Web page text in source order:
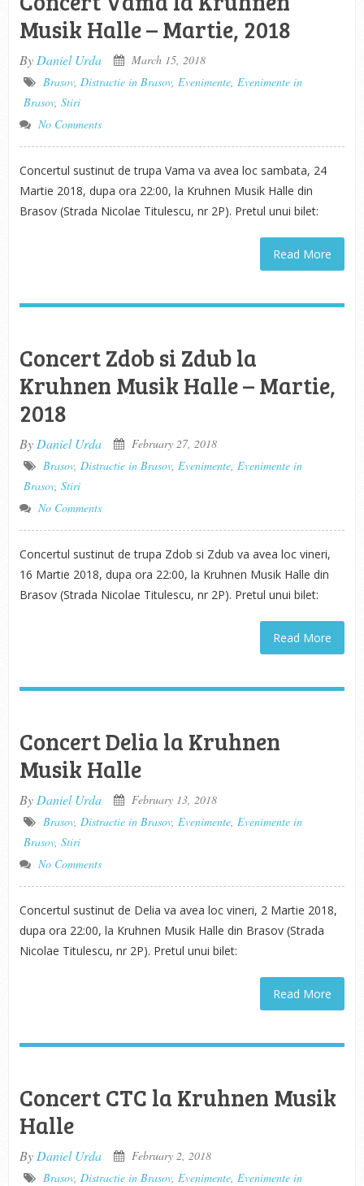
Musik Halle – Martie, 2018
By Daniel Urda
March 15, 2018
Brasov, Distractie in Brasov, Evenimente, Evenimente in
Brasov, Stiri
No Comments
Concertul sustinut de trupa Vama va avea loc sambata, 24
Martie 2018, dupa ora 22:00, la Kruhnen Musik Halle din
Brasov (Strada Nicolae Titulescu, nr 2P). Pretul unui bilet:
Read More
Concert Zdob si Zdub la
Kruhnen Musik Halle – Martie,
2018
By Daniel Urda
February 27, 2018
Brasov, Distractie in Brasov, Evenimente, Evenimente in
Brasov, Stiri
No Comments
Concertul sustinut de trupa Zdob si Zdub va avea loc vineri,
16 Martie 2018, dupa ora 22:00, la Kruhnen Musik Halle din
Brasov (Strada Nicolae Titulescu, nr 2P). Pretul unui bilet:
Read More
Concert Delia la Kruhnen
Musik Halle
By Daniel Urda
February 13, 2018
Brasov, Distractie in Brasov, Evenimente, Evenimente in
Brasov, Stiri
No Comments
Concertul sustinut de Delia va avea loc vineri, 2 Martie 2018,
dupa ora 22:00, la Kruhnen Musik Halle din Brasov (Strada
Nicolae Titulescu, nr 2P). Pretul unui bilet:
Read More
Concert CTC la Kruhnen Musik
Halle
By Daniel Urda
February 2, 2018
Brasov, Distractie in Brasov, Evenimente, Evenimente in